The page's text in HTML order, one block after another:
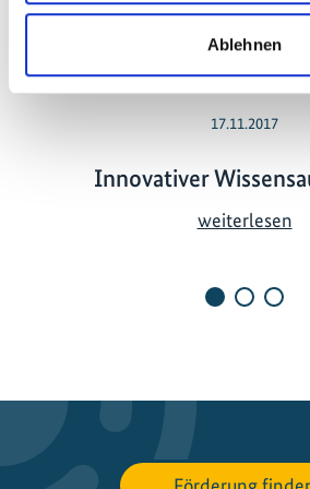
Ablehnen
17.11.2017
Innovativer
weiterlesenI
e